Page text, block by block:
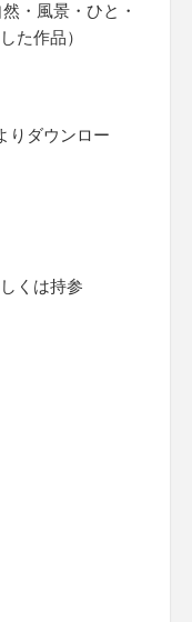
・風景・ひと・
た作品）
りダウンロー
くは持参